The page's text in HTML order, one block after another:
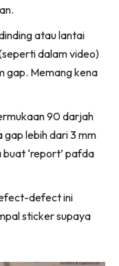
atau lantai
dalam video)
gap. Memang kena
90 darjah
gap lebih dari 3 mm
‘report’ pafda
defect ini
sticker supaya